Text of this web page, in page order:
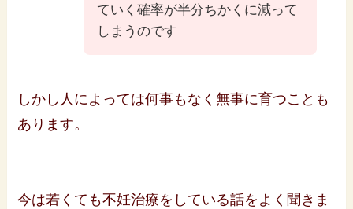
ていく確率が半分ちかくに減って
しまうのです
しかし人によっては何事もなく無事に育つことも
あります。
今は若くても不妊治療をしている話をよく聞きま